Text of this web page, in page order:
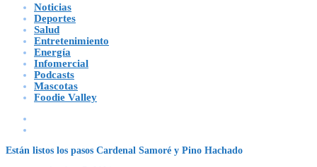
Noticias
Deportes
Salud
Entretenimiento
Energía
Infomercial
Podcasts
Mascotas
Foodie Valley
Están listos los pasos Cardenal Samoré y Pino Hachado